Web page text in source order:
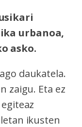
urbanoa,
asko.
daukatela.
zaigu. Eta ez
ikusten